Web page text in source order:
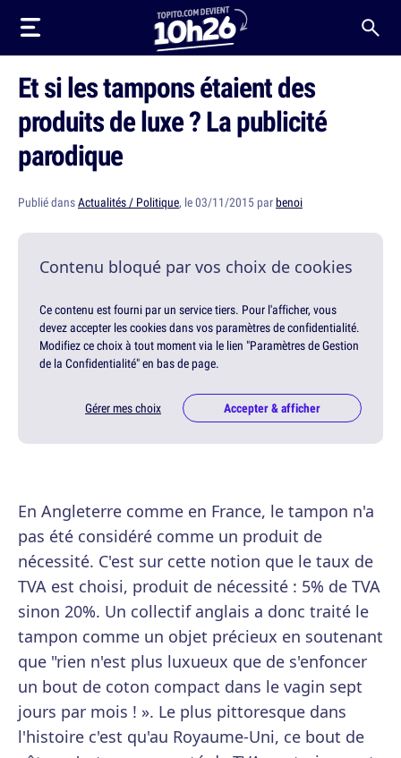
Et si les tampons étaient des
produits de luxe ? La publicité
parodique
Publié dansActualités / Politique, le 03/11/2015 parbenoi
Contenu bloqué par vos choix de cookies
Ce contenu est fourni par un service tiers. Pour l'afficher, vous
devez accepter les cookies dans vos paramètres de confidentialité.
Modifiez ce choix à tout moment via le lien "Paramètres de Gestion
de la Confidentialité" en bas de page.
Gérer mes choix Accepter & afficher
En Angleterre comme en France, le tampon n'a
pas été considéré comme un produit de
nécessité. C'est sur cette notion que le taux de
TVA est choisi, produit de nécessité : 5% de TVA
sinon 20%. Un collectif anglais a donc traité le
tampon comme un objet précieux en soutenant
que "rien n'est plus luxueux que de s'enfoncer
un bout de coton compact dans le vagin sept
jours par mois ! ». Le plus pittoresque dans
l'histoire c'est qu'au Royaume-Uni, ce bout de